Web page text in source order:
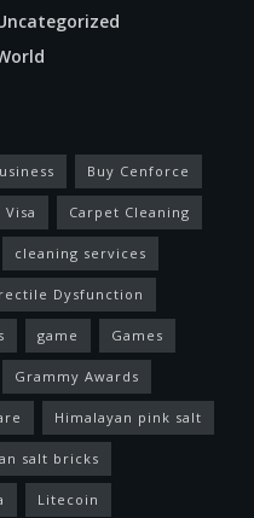
Buy Cenforce
Visa Carpet Cleaning
cleaning services
Dysfunction
game Games
Grammy Awards
Himalayan pink salt
salt bricks
Litecoin